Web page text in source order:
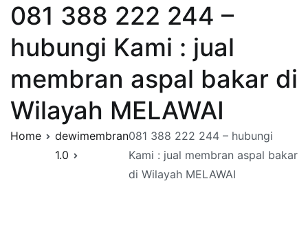
081 388 222 244 –
hubungi Kami : jual
membran aspal bakar di
Wilayah MELAWAI
Home
dewimembran
1.0
081 388 222 244 – hubungi
Kami : jual membran aspal bakar
di Wilayah MELAWAI